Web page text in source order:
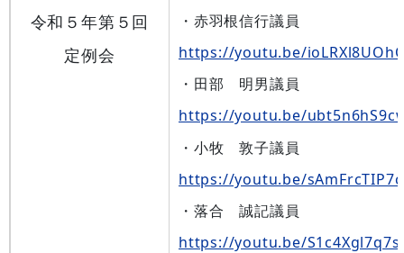
令和５年第５回
定例会
・赤羽根信行議員
https://youtu.be/
・田部 明男議員
https://youtu.be/
・小牧 敦子議員
https://youtu.be/sAmFrcTIP7c
・落合 誠記議員
https://youtu.be/S1c4Xgl7q7s